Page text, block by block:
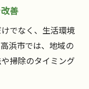
アイデア
るポイント
け提案
ト
解決策
善
でなく、生活環境
浜市では、地域の
掃除のタイミング